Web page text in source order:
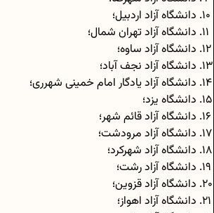
دانشگاه آزاد اردبیل؛
دانشگاه آزاد تهران شمال؛
دانشگاه آزاد ساوه؛
دانشگاه آزاد نجف آباد؛
دانشگاه آزاد یادگار امام خمینی شهرری؛
دانشگاه یزد؛
دانشگاه آزاد قائم شهر؛
دانشگاه آزاد مرودشت؛
دانشگاه آزاد شهرکرد؛
دانشگاه آزاد رشت؛
دانشگاه آزاد قزوین؛
دانشگاه آزاد اهواز؛